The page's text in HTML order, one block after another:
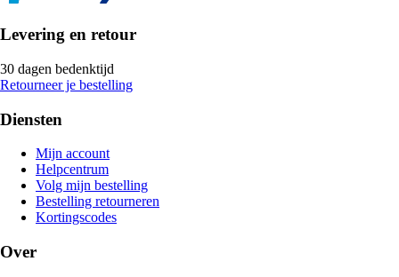
Levering en retour
30 dagen bedenktijd
Retourneer je bestelling
Diensten
Mijn account
Helpcentrum
Volg mijn bestelling
Bestelling retourneren
Kortingscodes
Over